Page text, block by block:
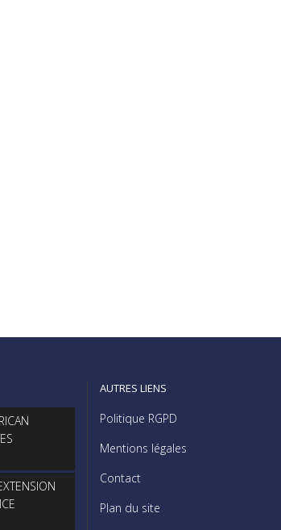
AUTRES LIENS
Politique RGPD
Mentions légales
Contact
Plan du site